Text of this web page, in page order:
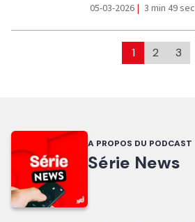
05-03-2026 | 3 min 49 sec
1 2 3
A PROPOS DU PODCAST
Série News